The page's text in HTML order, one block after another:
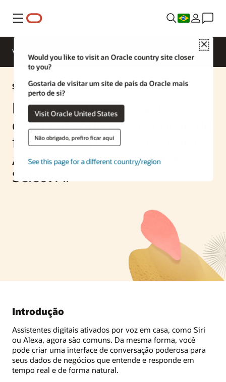
Menu
Close
Would you like to visit an Oracle country site closer
to you?
Gostaria de visitar um site de país da Oracle mais
perto de si?
Visit Oracle United States
Não obrigado, prefiro ficar aqui
See this page for a different country/region
Visão geral
Solução de IA
Fale com a IA sobre seus
dados usando a transcrição de
fala em tempo real via Oracle
Autonomous AI Database
Select AI
Introdução
Assistentes digitais ativados por voz em casa, como Siri
ou Alexa, agora são comuns. Da mesma forma, você
pode criar uma interface de conversação poderosa para
seus dados de negócios que entende e responde em
tempo real e de forma natural.